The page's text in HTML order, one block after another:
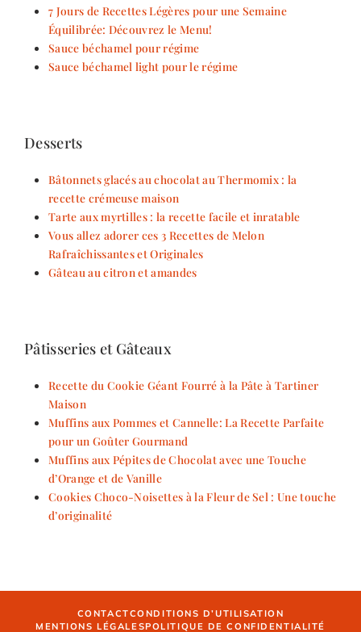
7 Jours de Recettes Légères pour une Semaine
Équilibrée: Découvrez le Menu!
Sauce béchamel pour régime
Sauce béchamel light pour le régime
Desserts
Bâtonnets glacés au chocolat au Thermomix : la
recette crémeuse maison
Tarte aux myrtilles : la recette facile et inratable
Vous allez adorer ces 3 Recettes de Melon
Rafraîchissantes et Originales
Gâteau au citron et amandes
Pâtisseries et Gâteaux
Recette du Cookie Géant Fourré à la Pâte à Tartiner
Maison
Muffins aux Pommes et Cannelle: La Recette Parfaite
pour un Goûter Gourmand
Muffins aux Pépites de Chocolat avec une Touche
d’Orange et de Vanille
Cookies Choco-Noisettes à la Fleur de Sel : Une touche
d’originalité
CONTACTCONDITIONS D’UTILISATION
MENTIONS LÉGALESPOLITIQUE DE CONFIDENTIALITÉ